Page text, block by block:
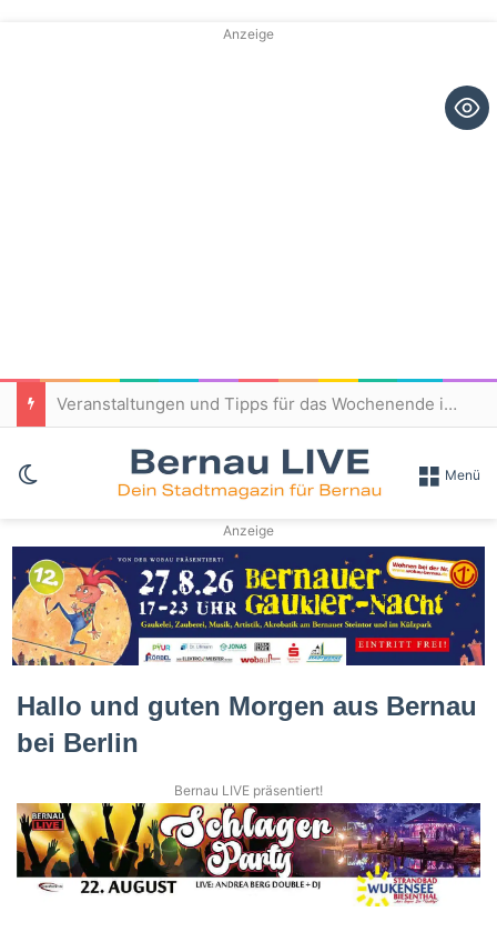
Anzeige
Veranstaltungen und Tipps für das Wochenende in und um Bernau
Skin umschalten Menü
Anzeige
Hallo und guten Morgen aus Bernau
bei Berlin
Bernau LIVE präsentiert!